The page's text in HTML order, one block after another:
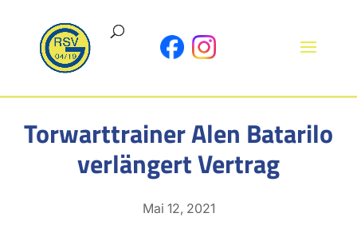
Torwarttrainer Alen Batarilo
verlängert Vertrag
Mai 12, 2021